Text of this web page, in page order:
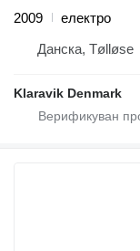
2009
електро
Данска, Tølløse
Klaravik Denmark